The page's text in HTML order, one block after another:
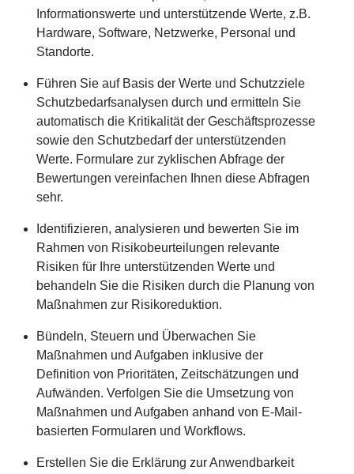
Informationswerte und unterstützende Werte, z.B.
Hardware, Software, Netzwerke, Personal und
Standorte.
Führen Sie auf Basis der Werte und Schutzziele
Schutzbedarfsanalysen durch und ermitteln Sie
automatisch die Kritikalität der Geschäftsprozesse
sowie den Schutzbedarf der unterstützenden
Werte. Formulare zur zyklischen Abfrage der
Bewertungen vereinfachen Ihnen diese Abfragen
sehr.
Identifizieren, analysieren und bewerten Sie im
Rahmen von Risikobeurteilungen relevante
Risiken für Ihre unterstützenden Werte und
behandeln Sie die Risiken durch die Planung von
Maßnahmen zur Risikoreduktion.
Bündeln, Steuern und Überwachen Sie
Maßnahmen und Aufgaben inklusive der
Definition von Prioritäten, Zeitschätzungen und
Aufwänden. Verfolgen Sie die Umsetzung von
Maßnahmen und Aufgaben anhand von E-Mail-
basierten Formularen und Workflows.
Erstellen Sie die Erklärung zur Anwendbarkeit